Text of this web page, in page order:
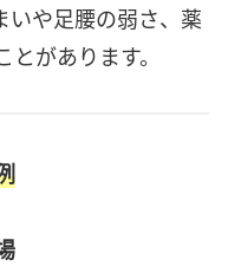
いや足腰の弱さ、薬
があります。